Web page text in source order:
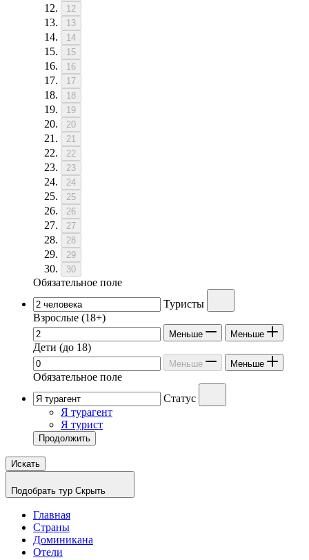
12
13
14
15
16
17
18
19
20
21
22
23
24
25
26
27
28
29
30
Обязательное поле
Туристы
Взрослые (18+)
Меньше Меньше
Дети (до 18)
Меньше Меньше
Обязательное поле
Статус
Я турагент
Я турист
Продолжить
Искать
Подобрать тур Скрыть
Главная
Страны
Доминикана
Отели